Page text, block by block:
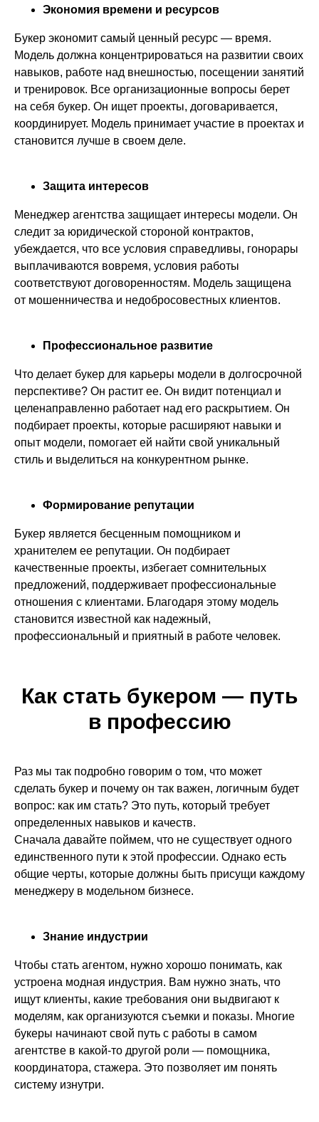
Экономия времени и ресурсов
Букер экономит самый ценный ресурс — время.
Модель должна концентрироваться на развитии своих
навыков, работе над внешностью, посещении занятий
и тренировок. Все организационные вопросы берет
на себя букер. Он ищет проекты, договаривается,
координирует. Модель принимает участие в проектах и
становится лучше в своем деле.
Защита интересов
Менеджер агентства защищает интересы модели. Он
следит за юридической стороной контрактов,
убеждается, что все условия справедливы, гонорары
выплачиваются вовремя, условия работы
соответствуют договоренностям. Модель защищена
от мошенничества и недобросовестных клиентов.
Профессиональное развитие
Что делает букер для карьеры модели в долгосрочной
перспективе? Он растит ее. Он видит потенциал и
целенаправленно работает над его раскрытием. Он
подбирает проекты, которые расширяют навыки и
опыт модели, помогает ей найти свой уникальный
стиль и выделиться на конкурентном рынке.
Формирование репутации
Букер является бесценным помощником и
хранителем ее репутации. Он подбирает
качественные проекты, избегает сомнительных
предложений, поддерживает профессиональные
отношения с клиентами. Благодаря этому модель
становится известной как надежный,
профессиональный и приятный в работе человек.
Как стать букером — путь
в профессию
Раз мы так подробно говорим о том, что может
сделать букер и почему он так важен, логичным будет
вопрос: как им стать? Это путь, который требует
определенных навыков и качеств.
Сначала давайте поймем, что не существует одного
единственного пути к этой профессии. Однако есть
общие черты, которые должны быть присущи каждому
менеджеру в модельном бизнесе.
Знание индустрии
Чтобы стать агентом, нужно хорошо понимать, как
устроена модная индустрия. Вам нужно знать, что
ищут клиенты, какие требования они выдвигают к
моделям, как организуются съемки и показы. Многие
букеры начинают свой путь с работы в самом
агентстве в какой-то другой роли — помощника,
координатора, стажера. Это позволяет им понять
систему изнутри.